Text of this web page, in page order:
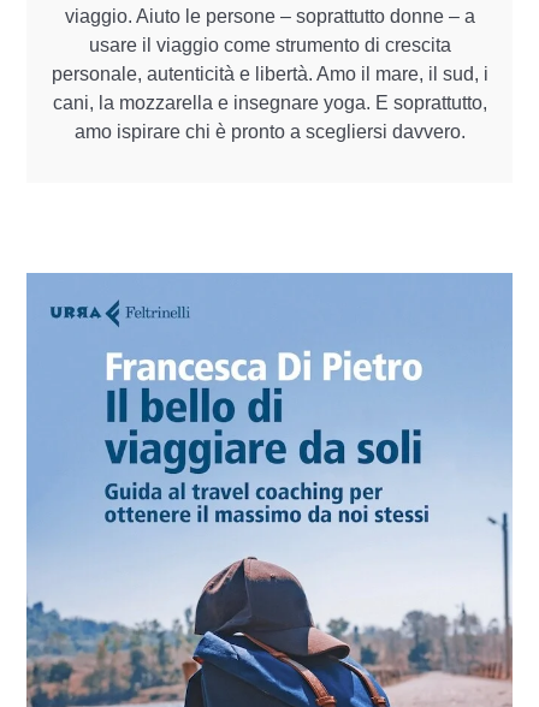
viaggio. Aiuto le persone – soprattutto donne – a
usare il viaggio come strumento di crescita
personale, autenticità e libertà. Amo il mare, il sud, i
cani, la mozzarella e insegnare yoga. E soprattutto,
amo ispirare chi è pronto a scegliersi davvero.